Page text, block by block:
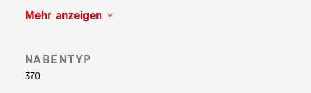
Stadt treiben. Erlebe den Nervenkitzel, denn dein
dich ganz auf unsere zuverlässigen Laufräder. Die
von Hand eingespeichte verchromte 370-
Mehr anzeigen
NABENTYP
370